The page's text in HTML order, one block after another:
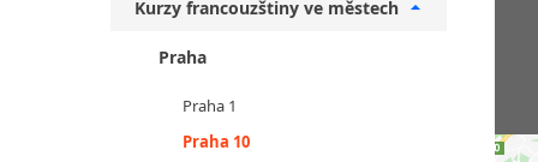
Kurzy francouzštiny ve městech
Praha
Praha 1
Praha 10